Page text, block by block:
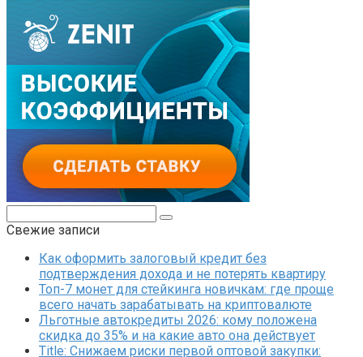
Свежие записи
Как оформить залоговый кредит без
подтверждения дохода и не потерять квартиру
Топ-7 монет для стейкинга новичкам: где проще
всего начать зарабатывать на криптовалюте
Льготные автокредиты 2026: кому положена
скидка до 35% и на какие авто она действует
Title: Снижаем риски первой оптовой закупки: